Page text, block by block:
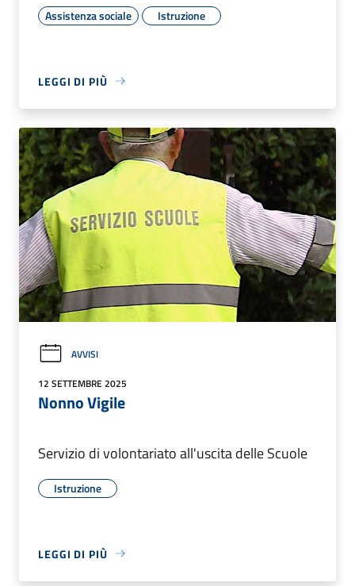
Assistenza sociale Istruzione
LEGGI DI PIÙ
AVVISI
12 SETTEMBRE 2025
Nonno Vigile
Servizio di volontariato all'uscita delle Scuole
Istruzione
LEGGI DI PIÙ